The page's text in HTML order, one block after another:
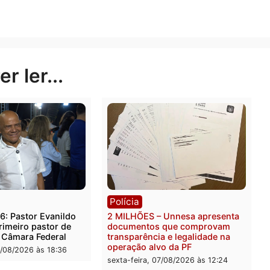
atendidos o mais rápido possível.
Publicidade
ler...